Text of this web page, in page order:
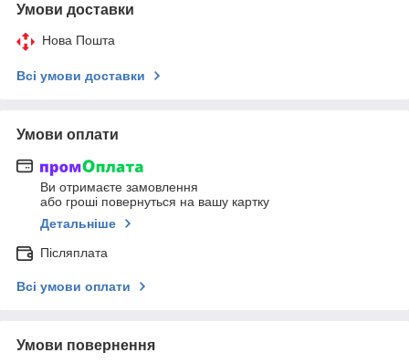
Умови доставки
Нова Пошта
Всі умови доставки
Умови оплати
Ви отримаєте замовлення
або гроші повернуться на вашу картку
Детальніше
Післяплата
Всі умови оплати
Умови повернення